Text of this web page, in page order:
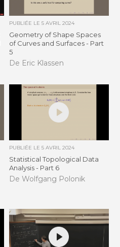
PUBLIÉE LE 5 AVRIL 2024
Geometry of Shape Spaces
of Curves and Surfaces - Part
5
De Eric Klassen
PUBLIÉE LE 5 AVRIL 2024
Statistical Topological Data
Analysis - Part 6
De Wolfgang Polonik